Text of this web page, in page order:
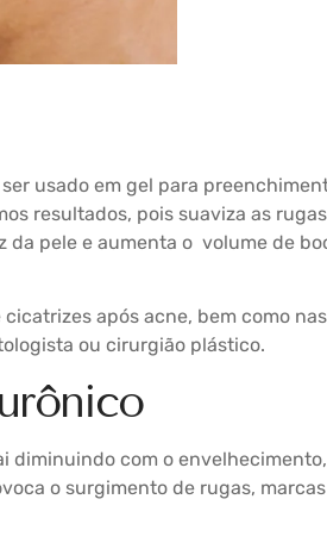
usado em gel para
resultados, pois suaviza as
pele e aumenta o volume de
após acne, bem como
ou cirurgião plástico.
diminuindo com o envelhecimento,
o surgimento de rugas,